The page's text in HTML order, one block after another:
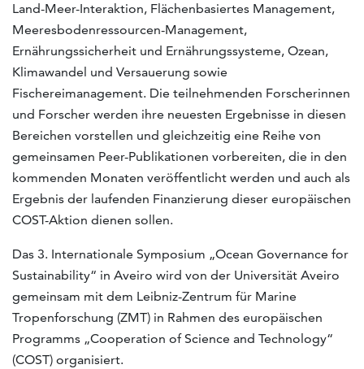
Land-Meer-Interaktion, Flächenbasiertes Management,
Meeresbodenressourcen-Management,
Ernährungssicherheit und Ernährungssysteme, Ozean,
Klimawandel und Versauerung sowie
Fischereimanagement. Die teilnehmenden Forscherinnen
und Forscher werden ihre neuesten Ergebnisse in diesen
Bereichen vorstellen und gleichzeitig eine Reihe von
gemeinsamen Peer-Publikationen vorbereiten, die in den
kommenden Monaten veröffentlicht werden und auch als
Ergebnis der laufenden Finanzierung dieser europäischen
COST-Aktion dienen sollen.
Das 3. Internationale Symposium „Ocean Governance for
Sustainability“ in Aveiro wird von der Universität Aveiro
gemeinsam mit dem Leibniz-Zentrum für Marine
Tropenforschung (ZMT) in Rahmen des europäischen
Programms „Cooperation of Science and Technology“
(COST) organisiert.